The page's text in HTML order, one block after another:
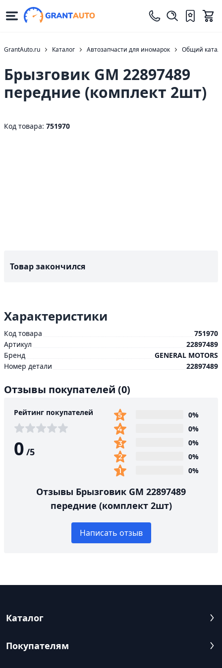
GrantAuto.ru Каталог Автозапчасти для иномарок Общий
Брызговик GM 22897489
передние (комплект 2шт)
Код товара: 751970
Товар закончился
Характеристики
Код товара
751970
Артикул
22897489
Бренд
GENERAL MOTORS
Номер детали
22897489
Отзывы покупателей (0)
Рейтинг покупателей
0 /5
0%
0%
0%
0%
0%
Отзывы Брызговик GM 22897489
передние (комплект 2шт)
Написать отзыв
Каталог
Покупателям